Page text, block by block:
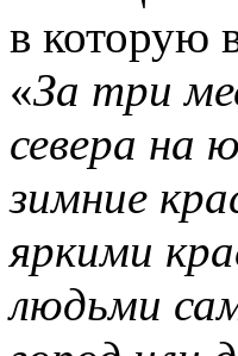
в которую
«За три
севера на
зимние
яркими
людьми